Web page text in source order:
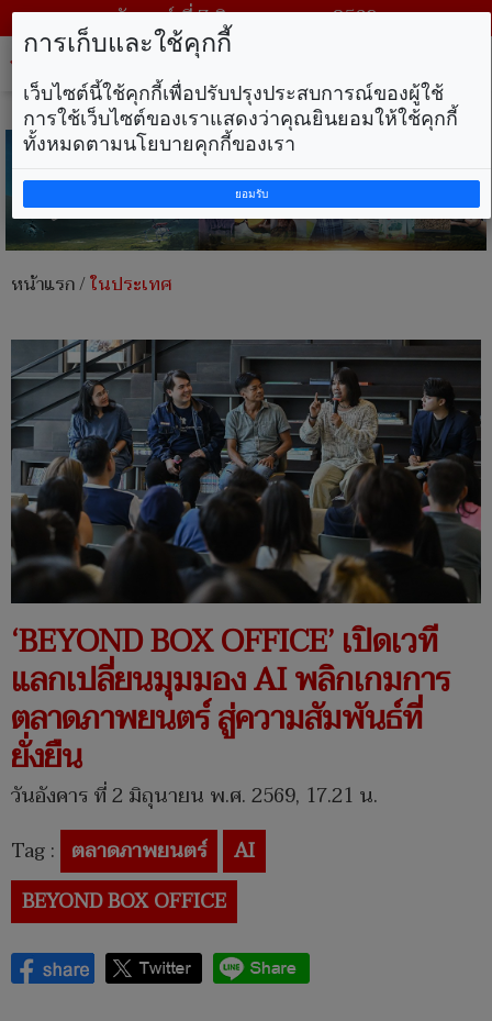
วันศุกร์ ที่ 7 สิงหาคม พ.ศ. 2569
หน้าแรก/ในประเทศ
‘BEYOND BOX OFFICE’ เปิดเวที
แลกเปลี่ยนมุมมอง AI พลิกเกมการ
ตลาดภาพยนตร์ สู่ความสัมพันธ์ที่
ยั่งยืน
วันอังคาร ที่ 2 มิถุนายน พ.ศ. 2569, 17.21 น.
Tag : ตลาดภาพยนตร์
AI
BEYOND BOX OFFICE
การเก็บและใช้คุกกี้
เว็บไซต์นี้ใช้คุกกี้เพื่อปรับปรุงประสบการณ์ของผู้ใช้
การใช้เว็บไซต์ของเราแสดงว่าคุณยินยอมให้ใช้คุกกี้
ทั้งหมดตามนโยบายคุกกี้ของเรา
ยอมรับ